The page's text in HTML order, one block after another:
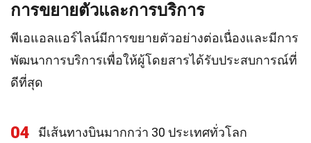
การขยายตัวและการบริการ
พีเอแอลแอร์ไลน์มีการขยายตัวอย่างต่อเนื่องและมีการ
พัฒนาการบริการเพื่อให้ผู้โดยสารได้รับประสบการณ์ที่
ดีที่สุด
04 มีเส้นทางบินมากกว่า 30 ประเทศทั่วโลก